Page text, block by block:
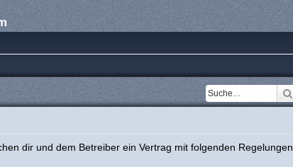
dir und dem Betreiber ein Vertrag mit folgenden Regelungen